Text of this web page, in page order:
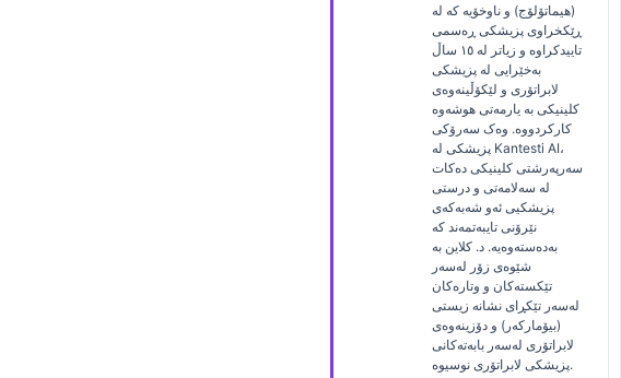
(هیماتۆلۆج) و ناوخۆیە کە لە
ڕێکخراوی پزیشکی ڕەسمی
تاییدکراوە و زیاتر لە ١٥ ساڵ
بەخێرایی لە پزیشکی
لابراتۆری و لێکۆڵینەوەی
کلینیکی بە یارمەتی هوشەوە
کارکردووە. وەک سەرۆکی
پزیشکی لە Kantesti AI،
سەرپەرشتی کلینیکی دەکات
لە سەلامەتی و درستی
پزیشکیی ئەو شەبەکەی
نێرۆنی تایبەتمەند کە
بەدەستەوەیە. د. کلاین بە
شێوەی زۆر لەسەر
تێکستەکان و وتارەکان
لەسەر تێکڕای نشانە زیستی
(بیۆمارکەر) و دۆزینەوەی
لابراتۆری لەسەر بابەتەکانی
پزیشکی لابراتۆری نوسیوە.